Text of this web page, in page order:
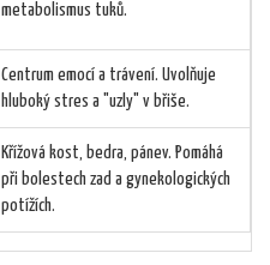
metabolismus tuků.
Centrum emocí a trávení. Uvolňuje
hluboký stres a "uzly" v břiše.
Křížová kost, bedra, pánev. Pomáhá
při bolestech zad a gynekologických
potížích.